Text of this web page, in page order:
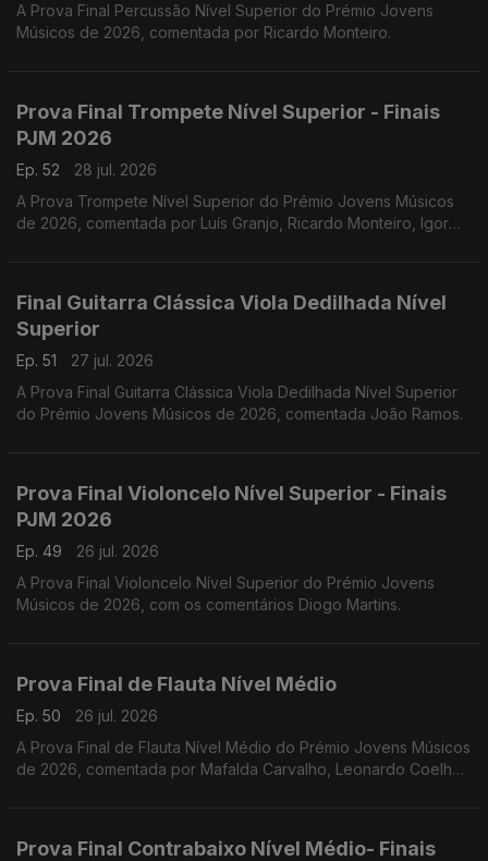
A Prova Final Percussão Nível Superior do Prémio Jovens
Músicos de 2026, comentada por Ricardo Monteiro.
Prova Final Trompete Nível Superior - Finais
PJM 2026
Ep. 52
28 jul. 2026
A Prova Trompete Nível Superior do Prémio Jovens Músicos
de 2026, comentada por Luís Granjo, Ricardo Monteiro, Igor
Final Guitarra Clássica Viola Dedilhada Nível
Superior
Ep. 51
27 jul. 2026
A Prova Final Guitarra Clássica Viola Dedilhada Nível Superior
do Prémio Jovens Músicos de 2026, comentada João Ramos.
Prova Final Violoncelo Nível Superior - Finais
PJM 2026
Ep. 49
26 jul. 2026
A Prova Final Violoncelo Nível Superior do Prémio Jovens
Músicos de 2026, com os comentários Diogo Martins.
Prova Final de Flauta Nível Médio
Ep. 50
26 jul. 2026
A Prova Final de Flauta Nível Médio do Prémio Jovens Músicos
de 2026, comentada por Mafalda Carvalho, Leonardo Coelho,
Prova Final Contrabaixo Nível Médio- Finais